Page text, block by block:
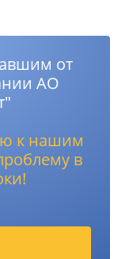
от
АО
к нашим
в